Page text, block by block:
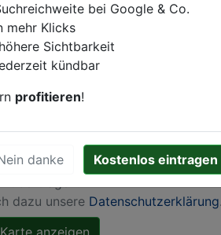
werden von Google Maps
gespeichert
und Daten in die USA
dazu unsere Datenschutzerklärung.
bei Google & Co.
mehr Klicks
Sichtbarkeit
kündbar
profitieren!
danke Kostenlos eintragen